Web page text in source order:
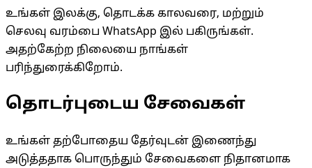
உங்கள் இலக்கு, தொடக்க காலவரை, மற்றும்
செலவு வரம்பை WhatsApp இல் பகிருங்கள்.
அதற்கேற்ற நிலையை நாங்கள்
பரிந்துரைக்கிறோம்.
தொடர்புடைய சேவைகள்
உங்கள் தற்போதைய தேர்வுடன் இணைந்து
அடுத்ததாக பொருந்தும் சேவைகளை நிதானமாக